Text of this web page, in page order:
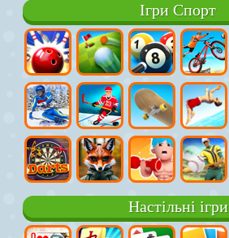
Ігри Спорт
Настільні ігри